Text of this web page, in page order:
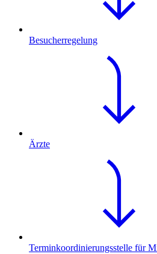
Besucherregelung
Ärzte
Terminkoordinierungsstelle für